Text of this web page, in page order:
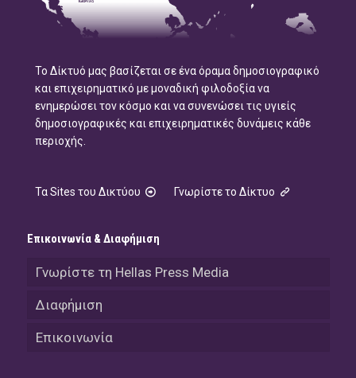
Το Δίκτυό μας βασίζεται σε ένα όραμα δημοσιογραφικό
και επιχειρηματικό με μοναδική φιλοδοξία να
ενημερώσει τον κόσμο και να συνενώσει τις υγιείς
δημοσιογραφικές και επιχειρηματικές δυνάμεις κάθε
περιοχής.
Τα Sites του Δικτύου Γνωρίστε το Δίκτυο
Επικοινωνία & Διαφήμιση
Γνωρίστε τη Hellas Press Media
Διαφήμιση
Επικοινωνία